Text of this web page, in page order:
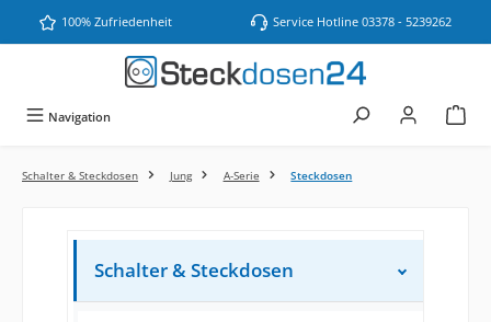
Zum Hauptinhalt springen
100% Zufriedenheit Service Hotline 03378 - 5239262
Navigation
Schalter & Steckdosen Jung A-Serie Steckdosen
Schalter & Steckdosen